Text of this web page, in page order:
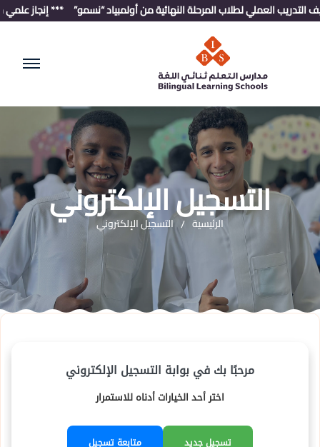
العملي لطلاب المرحلة النهائية من أولمبياد “نسمو” *** إنجاز علمي جديد: تأهل 11 طالبًا للمرحلة
التسجيل الإلكتروني
الرئيسية التسجيل الإلكتروني